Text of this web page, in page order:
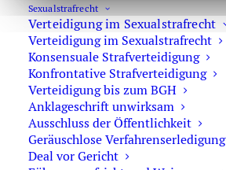
Sexual­strafrecht
Verteidigung im Sexualstrafrecht
Verteidigung im Sexualstrafrecht
Konsensuale Strafverteidigung
Konfrontative Strafverteidigung
Verteidigung bis zum BGH
Anklageschrift unwirksam
Ausschluss der Öffentlichkeit
Geräuschlose Verfahrenserledigung
Deal vor Gericht
Verbotene
Polizei – BGH hat Urteil
1 2 3